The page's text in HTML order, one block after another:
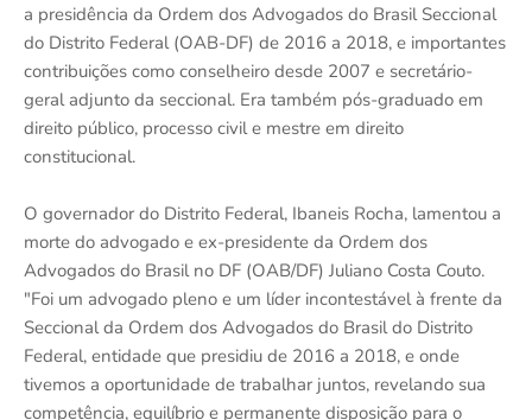
a presidência da Ordem dos Advogados do Brasil Seccional
do Distrito Federal (OAB-DF) de 2016 a 2018, e importantes
contribuições como conselheiro desde 2007 e secretário-
geral adjunto da seccional. Era também pós-graduado em
direito público, processo civil e mestre em direito
constitucional.
O governador do Distrito Federal, Ibaneis Rocha, lamentou a
morte do advogado e ex-presidente da Ordem dos
Advogados do Brasil no DF (OAB/DF) Juliano Costa Couto.
"Foi um advogado pleno e um líder incontestável à frente da
Seccional da Ordem dos Advogados do Brasil do Distrito
Federal, entidade que presidiu de 2016 a 2018, e onde
tivemos a oportunidade de trabalhar juntos, revelando sua
competência, equilíbrio e permanente disposição para o